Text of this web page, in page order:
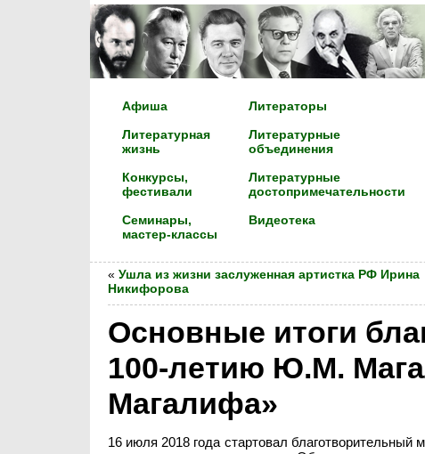
Афиша
Литературная
жизнь
Конкурсы,
фестивали
Семинары,
мастер-классы
Литераторы
Литературные
объединения
Литературные
достопримечательности
Видеотека
« Ушла из жизни заслуженная артистка РФ Ирина
Никифорова
Основные итоги
100-летию Ю.М.
Магалифа»
16 июля 2018 года стартовал благотворительный